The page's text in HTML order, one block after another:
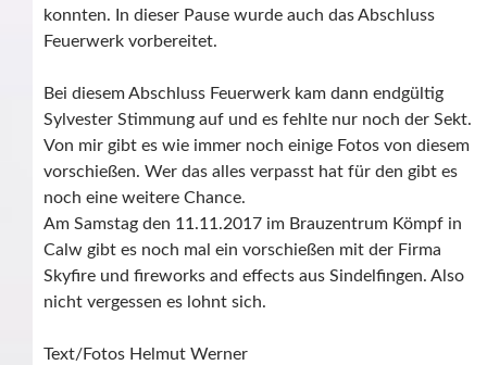
konnten. In dieser Pause wurde auch das Abschluss
Feuerwerk vorbereitet.
Bei diesem Abschluss Feuerwerk kam dann endgültig
Sylvester Stimmung auf und es fehlte nur noch der Sekt.
Von mir gibt es wie immer noch einige Fotos von diesem
vorschießen. Wer das alles verpasst hat für den gibt es
noch eine weitere Chance.
Am Samstag den 11.11.2017 im Brauzentrum Kömpf in
Calw gibt es noch mal ein vorschießen mit der Firma
Skyfire und fireworks and effects aus Sindelfingen. Also
nicht vergessen es lohnt sich.
Text/Fotos Helmut Werner